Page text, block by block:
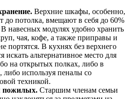
Верхние шкафы, особенно,
до потолка, вмещают в себя до 60%
В навесных модулях удобно хранить
чая, кофе, а также приправы и
портятся. В кухнях без верхнего
искать альтернативное место для
на открытых полках, либо в
используя пеналы со
техникой.
пожилых. Старшим членам семьи